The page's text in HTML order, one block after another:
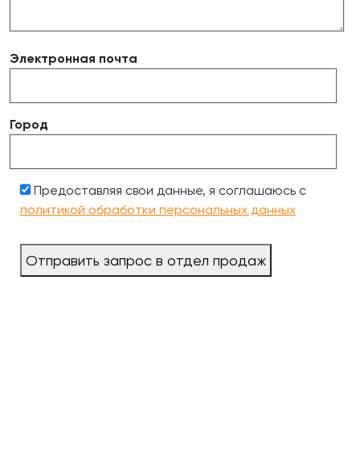
Электронная почта
Город
Предоставляя свои данные, я соглашаюсь с
политикой обработки персональных данных
Отправить запрос в отдел продаж